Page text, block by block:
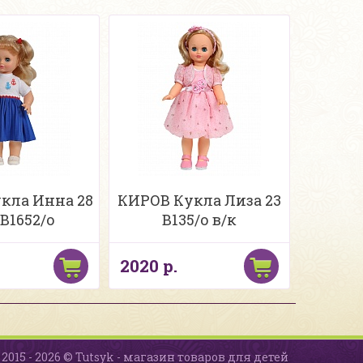
Инна 28
о
КИРОВ Кукла Лиза 23
В135/о в/к
2020 р.
2015 - 2026 © Tutsyk - магазин товаров для детей